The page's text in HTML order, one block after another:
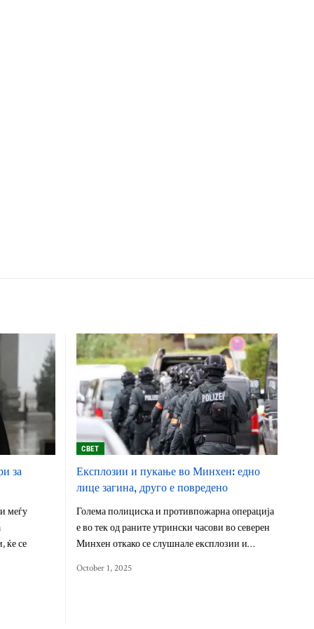
за
меѓу
ќе се
СВЕТ
Експлозии и пукање во Минхен: едно
лице загина, друго е повредено
Голема полициска и противпожарна операција
е во тек од раните утрински часови во северен
Минхен откако се слушнале експлозии и…
October 1, 2025